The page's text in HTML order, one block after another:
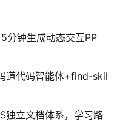
分钟生成动态交互PP
代码智能体+find-skil
独立文档体系，学习路